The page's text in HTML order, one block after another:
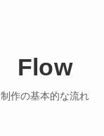
Flow
制作の基本的な流れ